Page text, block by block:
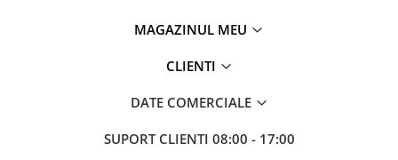
MAGAZINUL MEU
CLIENTI
DATE COMERCIALE
SUPORT CLIENTI 08:00 - 17:00